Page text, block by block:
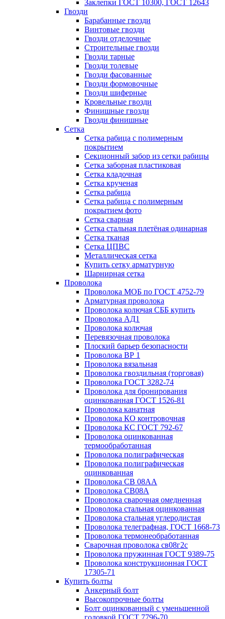
Заклепки ГОСТ 10300, ГОСТ 12643
Гвозди
Барабанные гвозди
Винтовые гвозди
Гвозди отделочные
Строительные гвозди
Гвозди тарные
Гвозди толевые
Гвозди фасованные
Гвозди формовочные
Гвозди шиферные
Кровельные гвозди
Финишные гвозди
Гвозди финишные
Сетка
Сетка рабица с полимерным
покрытием
Секционный забор из сетки рабицы
Сетка заборная пластиковая
Сетка кладочная
Сетка крученая
Сетка рабица
Сетка рабица с полимерным
покрытием фото
Сетка сварная
Сетка стальная плетёная одинарная
Сетка тканая
Сетка ЦПВС
Металлическая сетка
Купить сетку арматурную
Шарнирная сетка
Проволока
Проволока МОБ по ГОСТ 4752-79
Арматурная проволока
Проволока колючая СББ купить
Проволока АД1
Проволока колючая
Перевязочная проволока
Плоский барьер безопасности
Проволока ВР 1
Проволока вязальная
Проволока гвоздильная (торговая)
Проволока ГОСТ 3282-74
Проволока для бронирования
оцинкованная ГОСТ 1526-81
Проволока канатная
Проволока КО контровочная
Проволока КС ГОСТ 792-67
Проволока оцинкованная
термообработанная
Проволока полиграфическая
Проволока полиграфическая
оцинкованная
Проволока СВ 08АА
Проволока СВ08А
Проволока сварочная омедненная
Проволока стальная оцинкованная
Проволока стальная углеродистая
Проволока телеграфная, ГОСТ 1668-73
Проволока термонеобработанная
Сварочная проволока св08г2с
Проволока пружинная ГОСТ 9389-75
Проволока конструкционная ГОСТ
17305-71
Купить болты
Анкерный болт
Высокопрочные болты
Болт оцинкованный с уменьшенной
головкой ГОСТ 7796-70